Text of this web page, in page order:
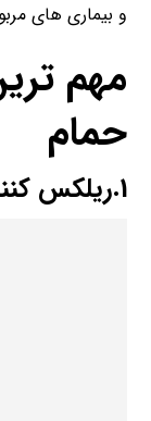
و بیماری های
مهم
حمام
1.ریلکس کننده